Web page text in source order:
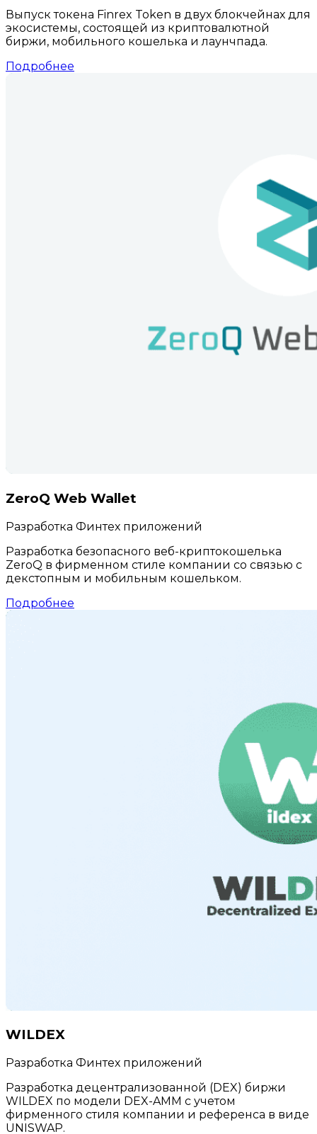
Выпуск токена Finrex Token в двух блокчейнах для
экосистемы, состоящей из криптовалютной
биржи, мобильного кошелька и лаунчпада.
Подробнее
ZeroQ Web Wallet
Разработка Финтех приложений
Разработка безопасного веб-криптокошелька
ZeroQ в фирменном стиле компании со связью с
декстопным и мобильным кошельком.
Подробнее
WILDEX
Разработка Финтех приложений
Разработка децентрализованной (DEX) биржи
WILDEX по модели DEX-AMM с учетом
фирменного стиля компании и референса в виде
UNISWAP.